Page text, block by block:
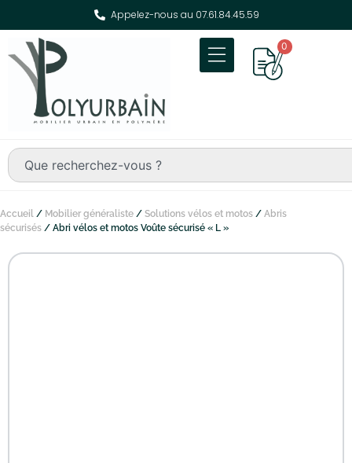
Appelez-nous au 07.61.84.45.59
0
Accueil / Mobilier généraliste / Solutions vélos et motos / Abris
sécurisés / Abri vélos et motos Voûte sécurisé « L »